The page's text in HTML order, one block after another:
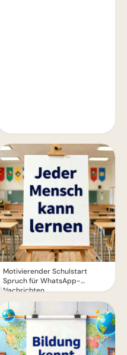
Motivierender Schulstart
Spruch für WhatsApp-
Nachrichten